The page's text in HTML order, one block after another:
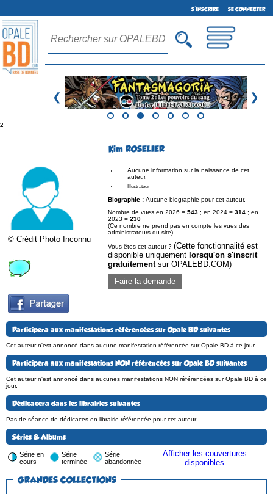
S'INSCRIRE SE CONNECTER
❮ ❯
²
Kim ROSELIER
© Crédit Photo Inconnu
Aucune information sur la naissance de cet
auteur.
Illustrateur
Biographie : Aucune biographie pour cet auteur.
Nombre de vues en 2026 = 543 ; en 2024 = 314 ; en
2023 = 230
(Ce nombre ne prend pas en compte les vues des
administrateurs du site)
Vous êtes cet auteur ? (Cette fonctionnalité est
disponible uniquement lorsqu'on s'inscrit
gratuitementsur OPALEBD.COM)
Faire la demande
Participera aux manifestations référencées sur Opale BD suivantes
Cet auteur n'est annoncé dans aucune manifestation référencée sur Opale BD à ce jour.
Participera aux manifestations NON référencées sur Opale BD suivantes
Cet auteur n'est annoncé dans aucunes manifestations NON référencées sur Opale BD à ce
jour.
Dédicacera dans les librairies suivantes
Pas de séance de dédicaces en librairie référencée pour cet auteur.
Séries & Albums
Série en
cours
Série
terminée
Série
abandonnée
Afficher les couvertures
disponibles
GRANDES COLLECTIONS